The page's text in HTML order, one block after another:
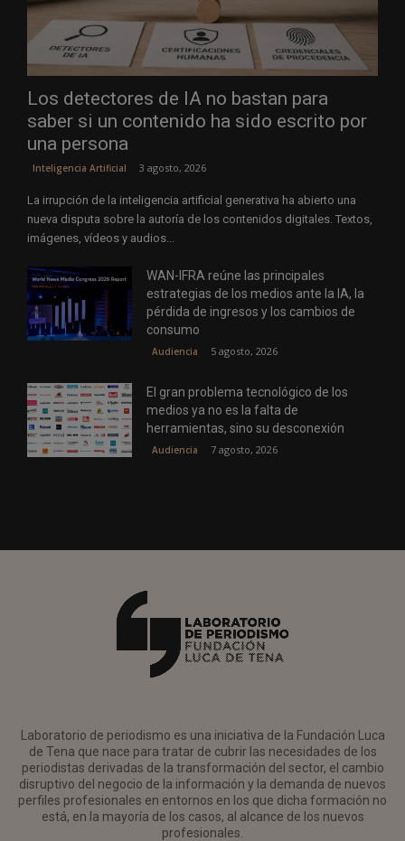
Los detectores de IA no bastan para
saber si un contenido ha sido escrito por
una persona
Inteligencia Artificial 3 agosto, 2026
La irrupción de la inteligencia artificial generativa ha abierto una
nueva disputa sobre la autoría de los contenidos digitales. Textos,
imágenes, vídeos y audios...
WAN-IFRA reúne las principales
estrategias de los medios ante la IA, la
pérdida de ingresos y los cambios de
consumo
Audiencia 5 agosto, 2026
El gran problema tecnológico de los
medios ya no es la falta de
herramientas, sino su desconexión
Audiencia 7 agosto, 2026
Laboratorio de periodismo es una iniciativa de la Fundación Luca
de Tena que nace para tratar de cubrir las necesidades de los
periodistas derivadas de la transformación del sector, el cambio
disruptivo del negocio de la información y la demanda de nuevos
perfiles profesionales en entornos en los que dicha formación no
está, en la mayoría de los casos, al alcance de los nuevos
profesionales.